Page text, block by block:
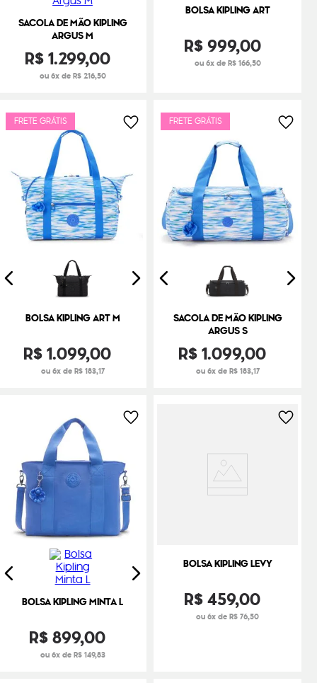
SACOLA DE MÃO KIPLING
ARGUS M
R$1.299,00
ou 6x de R$ 216,50
BOLSA KIPLING ART
R$999,00
ou 6x de R$ 166,50
FRETE GRÁTIS
BOLSA KIPLING ART M
R$1.099,00
ou 6x de R$ 183,17
FRETE GRÁTIS
SACOLA DE MÃO KIPLING
ARGUS S
R$1.099,00
ou 6x de R$ 183,17
BOLSA KIPLING MINTA L
R$899,00
ou 6x de R$ 149,83
BOLSA KIPLING LEVY
R$459,00
ou 6x de R$ 76,50